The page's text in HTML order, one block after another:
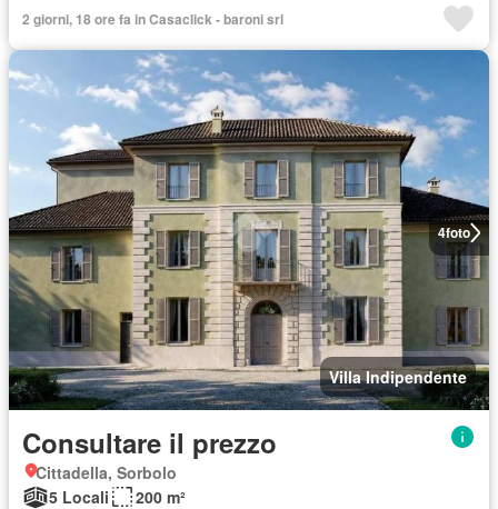
2 giorni, 18 ore fa in Casaclick - baroni srl
4foto
Villa Indipendente
Consultare il prezzo
Cittadella, Sorbolo
5 Locali
200 m²